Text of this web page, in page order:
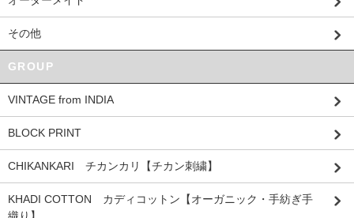
その他
GROUP
VINTAGE from INDIA
BLOCK PRINT
CHIKANKARI チカンカリ【チカン刺繍】
KHADI COTTON カディコットン【オーガニック・手紡ぎ手
織り】